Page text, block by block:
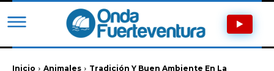
Inicio Animales
Tradición Y Buen Ambiente En La